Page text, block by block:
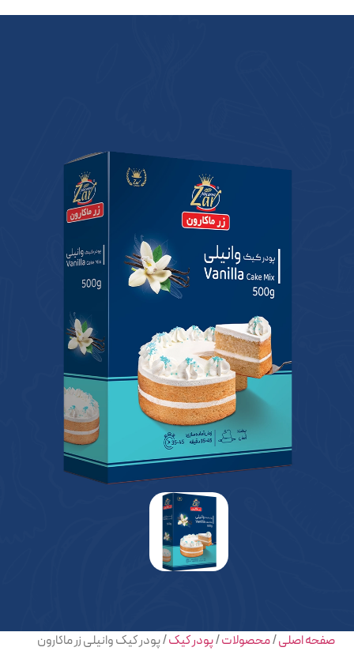
صفحه اصلی/محصولات/پودر کیک/پودر کیک وانیلی زر ماکارون